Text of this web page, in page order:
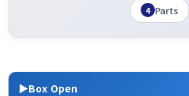
4 Parts
▶Box Open